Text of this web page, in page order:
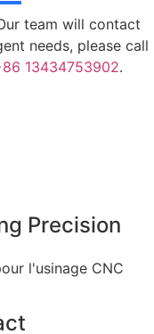
team will contact
needs, please call
13434753902.
Precision
l'usinage CNC